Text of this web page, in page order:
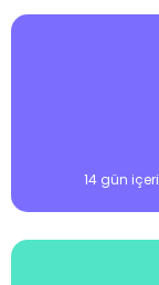
14 gün